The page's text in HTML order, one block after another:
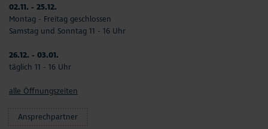
02.11. - 25.12.
Montag - Freitag geschlossen
Samstag und Sonntag 11 - 16 Uhr
26.12. - 03.01.
täglich 11 - 16 Uhr
alle Öffnungszeiten
Ansprechpartner